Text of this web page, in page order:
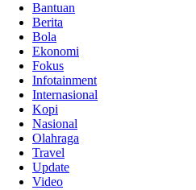
Bantuan
Berita
Bola
Ekonomi
Fokus
Infotainment
Internasional
Kopi
Nasional
Olahraga
Travel
Update
Video